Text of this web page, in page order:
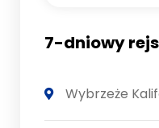
7-dniowy rejs
Wybrzeże